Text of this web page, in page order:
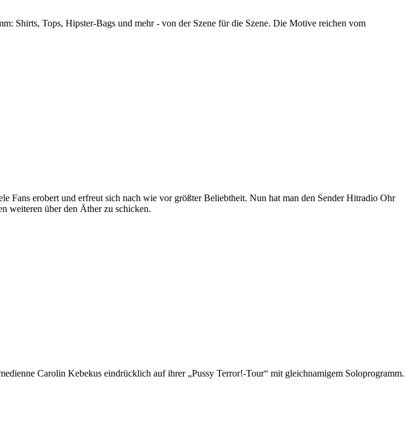
Shirts, Tops, Hipster-Bags und mehr - von der Szene für die Szene. Die Motive reichen vom
Fans erobert und erfreut sich nach wie vor größter Beliebtheit. Nun hat man den Sender Hitradio Ohr
weiteren über den Äther zu schicken.
Carolin Kebekus eindrücklich auf ihrer „Pussy Terror!-Tour“ mit gleichnamigem Soloprogramm.